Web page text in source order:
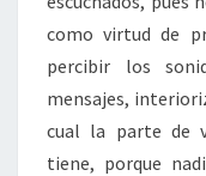
como virtud de
percibir los
mensajes,
cual la parte de
tiene, porque